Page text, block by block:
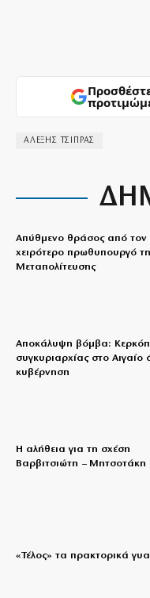
ΑΛΕΞΗΣ ΤΣΙΠΡΑΣ
Απύθμενο θράσος από τον
χειρότερο πρωθυπουργό
Μεταπολίτευσης
Αποκάλυψη βόμβα:
συγκυριαρχίας στο Αιγαίο
κυβέρνηση
Η αλήθεια για τη σχέση
Βαρβιτσιώτη – Μητσοτάκη
«Τέλος» τα πρακτορικά